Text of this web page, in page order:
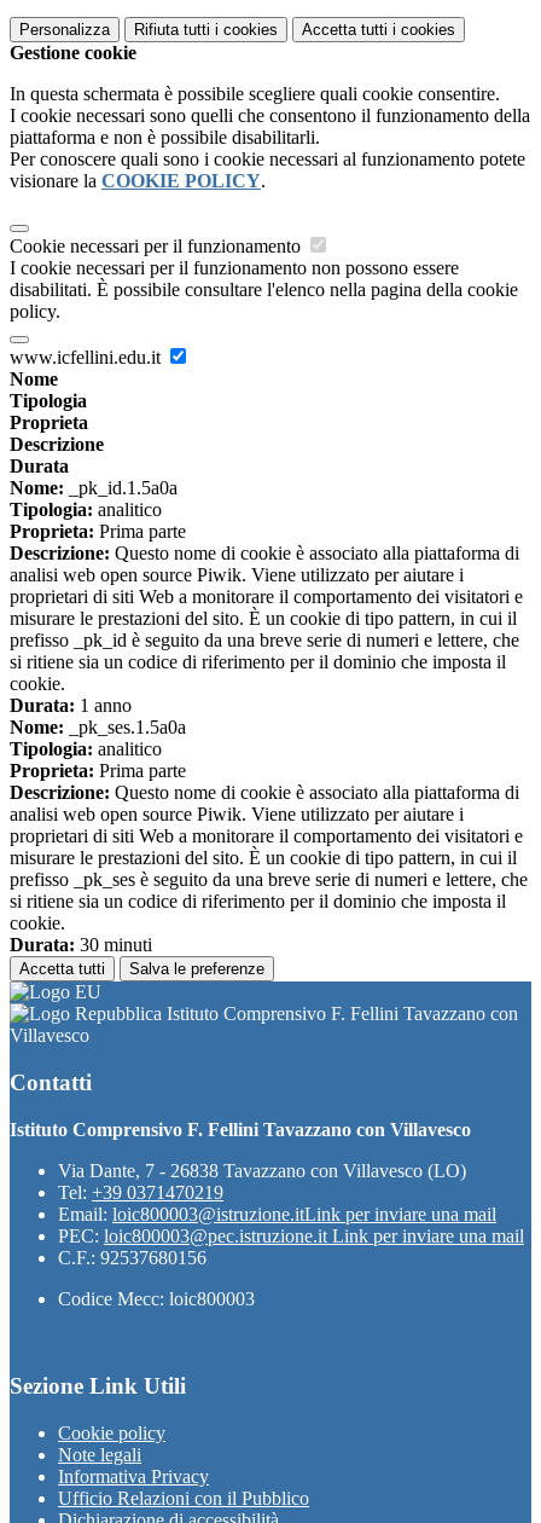
Personalizza Rifiuta tutti i cookies Accetta tutti i cookies
Gestione cookie
In questa schermata è possibile scegliere quali cookie consentire.
I cookie necessari sono quelli che consentono il funzionamento della
piattaforma e non è possibile disabilitarli.
Per conoscere quali sono i cookie necessari al funzionamento potete
visionare la COOKIE POLICY.
Cookie necessari per il funzionamento
I cookie necessari per il funzionamento non possono essere
disabilitati. È possibile consultare l'elenco nella pagina della cookie
policy.
www.icfellini.edu.it
Nome
Tipologia
Proprieta
Descrizione
Durata
Nome: _pk_id.1.5a0a
Tipologia: analitico
Proprieta: Prima parte
Descrizione: Questo nome di cookie è associato alla piattaforma di
analisi web open source Piwik. Viene utilizzato per aiutare i
proprietari di siti Web a monitorare il comportamento dei visitatori e
misurare le prestazioni del sito. È un cookie di tipo pattern, in cui il
prefisso _pk_id è seguito da una breve serie di numeri e lettere, che
si ritiene sia un codice di riferimento per il dominio che imposta il
cookie.
Durata: 1 anno
Nome: _pk_ses.1.5a0a
Tipologia: analitico
Proprieta: Prima parte
Descrizione: Questo nome di cookie è associato alla piattaforma di
analisi web open source Piwik. Viene utilizzato per aiutare i
proprietari di siti Web a monitorare il comportamento dei visitatori e
misurare le prestazioni del sito. È un cookie di tipo pattern, in cui il
prefisso _pk_ses è seguito da una breve serie di numeri e lettere, che
si ritiene sia un codice di riferimento per il dominio che imposta il
cookie.
Durata: 30 minuti
Accetta tutti Salva le preferenze
Istituto Comprensivo F. Fellini Tavazzano con
Villavesco
Contatti
Istituto Comprensivo F. Fellini Tavazzano con Villavesco
Via Dante, 7 - 26838 Tavazzano con Villavesco (LO)
Tel: +39 0371470219
Email: loic800003@istruzione.itLink per inviare una mail
PEC: loic800003@pec.istruzione.it Link per inviare una mail
C.F.: 92537680156
Codice Mecc: loic800003
Sezione Link Utili
Cookie policy
Note legali
Informativa Privacy
Ufficio Relazioni con il Pubblico